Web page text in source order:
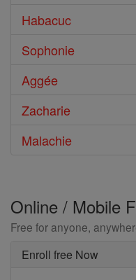
Habacuc
Sophonie
Aggée
Zacharie
Malachie
Online / Mobile
Free for anyone,
Enroll free Now